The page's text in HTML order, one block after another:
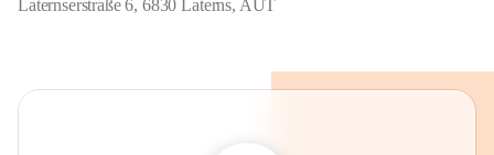
Laternserstraße 6, 6830 Laterns, AUT